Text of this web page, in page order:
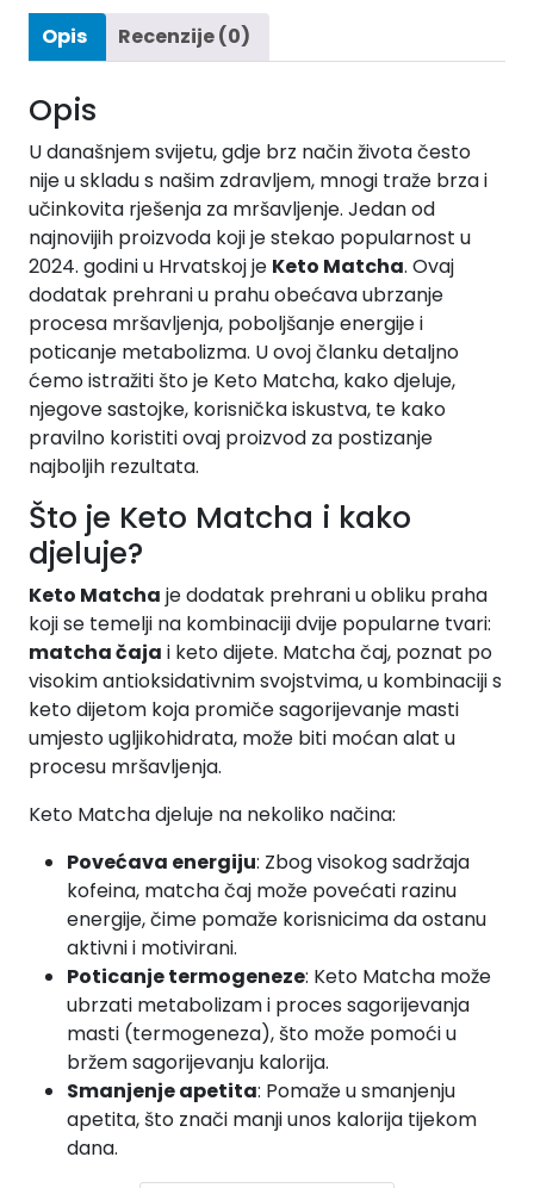
Opis Recenzije (0)
Opis
U današnjem svijetu, gdje brz način života često
nije u skladu s našim zdravljem, mnogi traže brza i
učinkovita rješenja za mršavljenje. Jedan od
najnovijih proizvoda koji je stekao popularnost u
2024. godini u Hrvatskoj je Keto Matcha. Ovaj
dodatak prehrani u prahu obećava ubrzanje
procesa mršavljenja, poboljšanje energije i
poticanje metabolizma. U ovoj članku detaljno
ćemo istražiti što je Keto Matcha, kako djeluje,
njegove sastojke, korisnička iskustva, te kako
pravilno koristiti ovaj proizvod za postizanje
najboljih rezultata.
Što je Keto Matcha i kako
djeluje?
Keto Matcha je dodatak prehrani u obliku praha
koji se temelji na kombinaciji dvije popularne tvari:
matcha čaja i keto dijete. Matcha čaj, poznat po
visokim antioksidativnim svojstvima, u kombinaciji s
keto dijetom koja promiče sagorijevanje masti
umjesto ugljikohidrata, može biti moćan alat u
procesu mršavljenja.
Keto Matcha djeluje na nekoliko načina:
Povećava energiju: Zbog visokog sadržaja
kofeina, matcha čaj može povećati razinu
energije, čime pomaže korisnicima da ostanu
aktivni i motivirani.
Poticanje termogeneze: Keto Matcha može
ubrzati metabolizam i proces sagorijevanja
masti (termogeneza), što može pomoći u
bržem sagorijevanju kalorija.
Smanjenje apetita: Pomaže u smanjenju
apetita, što znači manji unos kalorija tijekom
dana.